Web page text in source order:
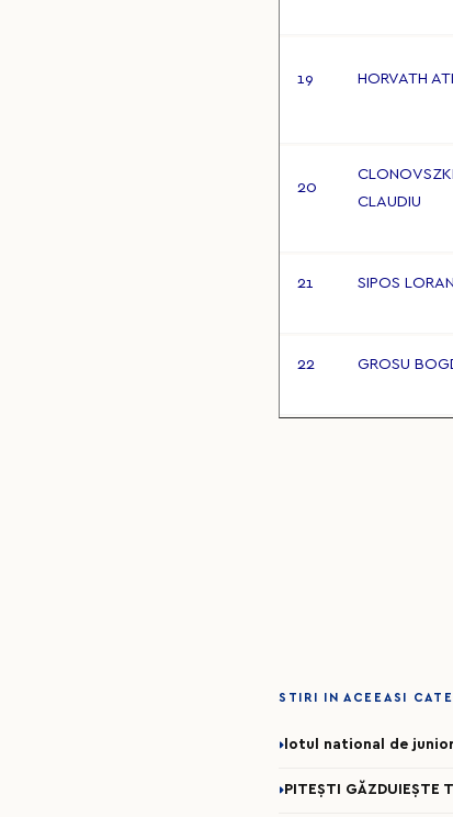
19 HORVATH
20
CLONOVSZKI
CLAUDIU
21 SIPOS
22 GROSU
STIRI IN ACEEASI
lotul national de
PITEȘTI GĂZDUIEȘTE